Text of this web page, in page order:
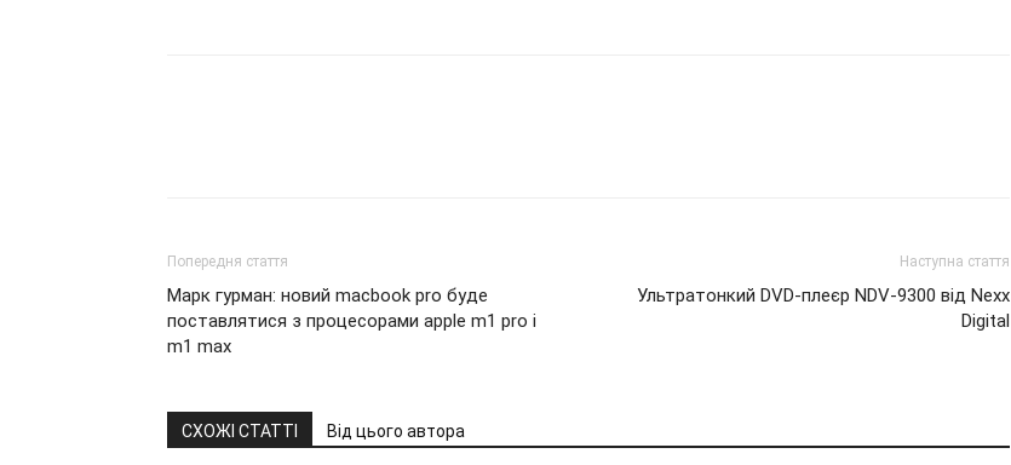
Попередня стаття
Марк гурман: новий macbook pro буде
поставлятися з процесорами apple m1 pro і
m1 max
Наступна стаття
Ультратонкий DVD-плеєр NDV-9300 від Nexx
Digital
СХОЖІ СТАТТІ Від цього автора